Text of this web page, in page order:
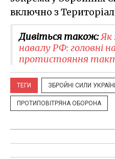
включно з
Дивіться також:Як
навалу РФ: головні
протистояння
ТЕГИ ЗБРОЙНІ СИЛИ
ПРОТИПОВІТРЯНА ОБОРОНА